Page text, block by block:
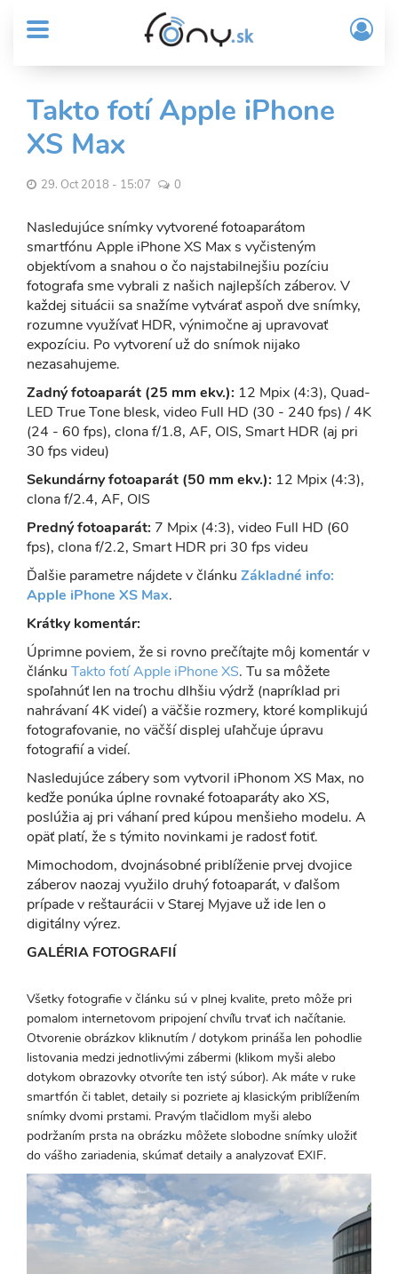
obsah
MENU
Sub
Header
menu
User
account
menu
/
Takto fotí Apple iPhone
XS Max
29. Oct 2018 - 15:07 0
Nasledujúce snímky vytvorené fotoaparátom
smartfónu Apple iPhone XS Max s vyčisteným
objektívom a snahou o čo najstabilnejšiu pozíciu
fotografa sme vybrali z našich najlepších záberov. V
každej situácii sa snažíme vytvárať aspoň dve snímky,
rozumne využívať HDR, výnimočne aj upravovať
expozíciu. Po vytvorení už do snímok nijako
nezasahujeme.
Zadný fotoaparát (25 mm ekv.): 12 Mpix (4:3), Quad-
LED True Tone blesk, video Full HD (30 - 240 fps) / 4K
(24 - 60 fps), clona f/1.8, AF, OIS, Smart HDR (aj pri
30 fps videu)
Sekundárny fotoaparát (50 mm ekv.): 12 Mpix (4:3),
clona f/2.4, AF, OIS
Predný fotoaparát: 7 Mpix (4:3), video Full HD (60
fps), clona f/2.2, Smart HDR pri 30 fps videu
Ďalšie parametre nájdete v článku Základné info:
Apple iPhone XS Max.
Krátky komentár:
Úprimne poviem, že si rovno prečítajte môj komentár v
článku Takto fotí Apple iPhone XS. Tu sa môžete
spoľahnúť len na trochu dlhšiu výdrž (napríklad pri
nahrávaní 4K videí) a väčšie rozmery, ktoré komplikujú
fotografovanie, no väčší displej uľahčuje úpravu
fotografií a videí.
Nasledujúce zábery som vytvoril iPhonom XS Max, no
keďže ponúka úplne rovnaké fotoaparáty ako XS,
poslúžia aj pri váhaní pred kúpou menšieho modelu. A
opäť platí, že s týmito novinkami je radosť fotiť.
Mimochodom, dvojnásobné priblíženie prvej dvojice
záberov naozaj využilo druhý fotoaparát, v ďalšom
prípade v reštaurácii v Starej Myjave už ide len o
digitálny výrez.
GALÉRIA FOTOGRAFIÍ
Všetky fotografie v článku sú v plnej kvalite, preto môže pri
pomalom internetovom pripojení chvíľu trvať ich načítanie.
Otvorenie obrázkov kliknutím / dotykom prináša len pohodlie
listovania medzi jednotlivými zábermi (klikom myši alebo
dotykom obrazovky otvoríte ten istý súbor). Ak máte v ruke
smartfón či tablet, detaily si pozriete aj klasickým priblížením
snímky dvomi prstami. Pravým tlačidlom myši alebo
podržaním prsta na obrázku môžete slobodne snímky uložiť
do vášho zariadenia, skúmať detaily a analyzovať EXIF.